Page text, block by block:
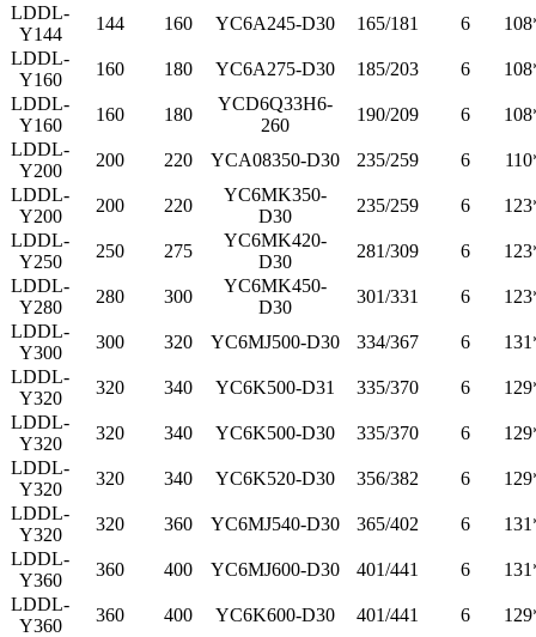
LDDL-
Y144
144 160 YC6A245-D30 165/181 6
LDDL-
Y160
160 180 YC6A275-D30 185/203 6
LDDL-
Y160
160 180
YCD6Q33H6-
260
190/209 6
LDDL-
Y200
200 220 YCA08350-D30 235/259 6
LDDL-
Y200
200 220
YC6MK350-
D30
235/259 6
LDDL-
Y250
250 275
YC6MK420-
D30
281/309 6
LDDL-
Y280
280 300
YC6MK450-
D30
301/331 6
LDDL-
Y300
300 320 YC6MJ500-D30 334/367 6
LDDL-
Y320
320 340 YC6K500-D31 335/370 6
LDDL-
Y320
320 340 YC6K500-D30 335/370 6
LDDL-
Y320
320 340 YC6K520-D30 356/382 6
LDDL-
Y320
320 360 YC6MJ540-D30 365/402 6
LDDL-
Y360
360 400 YC6MJ600-D30 401/441 6
LDDL-
Y360
360 400 YC6K600-D30 401/441 6